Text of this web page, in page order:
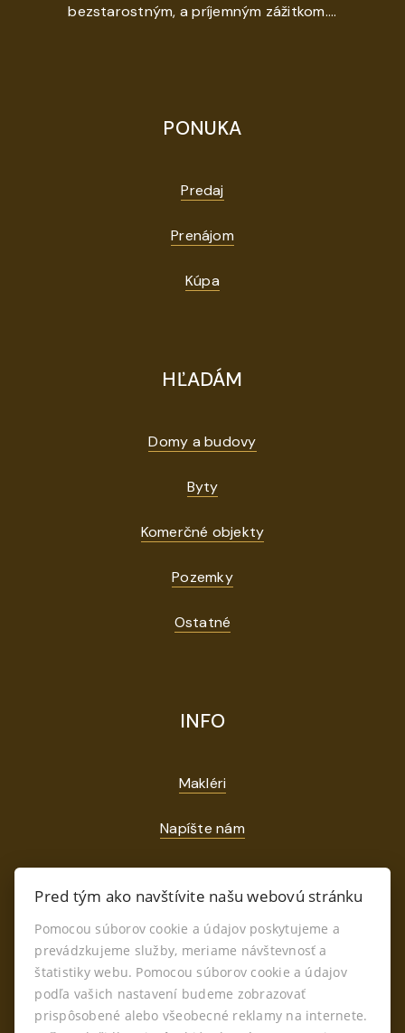
bezstarostným, a príjemným zážitkom....
PONUKA
Predaj
Prenájom
Kúpa
HĽADÁM
Domy a budovy
Byty
Komerčné objekty
Pozemky
Ostatné
INFO
Makléri
Napíšte nám
Kontakt
Pred tým ako navštívite našu webovú stránku
Pomocou súborov cookie a údajov poskytujeme a
prevádzkujeme služby, meriame návštevnosť a
štatistiky webu. Pomocou súborov cookie a údajov
podľa vašich nastavení budeme zobrazovať
prispôsobené alebo všeobecné reklamy na internete.